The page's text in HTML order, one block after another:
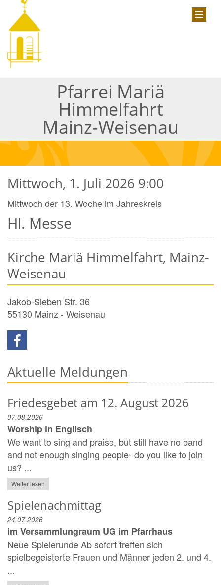
Pfarrei Mariä
Himmelfahrt
Mainz-Weisenau
Hl. Messe
Mittwoch, 1. Juli 2026 9:00
Mittwoch der 13. Woche im Jahreskreis
Kirche Mariä Himmelfahrt, Mainz-
Weisenau
Jakob-Sieben Str. 36
55130 Mainz - Weisenau
Aktuelle Meldungen
Friedesgebet am 12. August 2026
07.08.2026
Worship in Englisch
We want to sing and praise, but still have no band
and not enough singing people- do you like to join
us? ...
Weiter lesen
Spielenachmittag
24.07.2026
im Versammlungraum UG im Pfarrhaus
Neue Spielerunde Ab sofort treffen sich
spielbegeisterte Frauen und Männer jeden 2. und 4.
...